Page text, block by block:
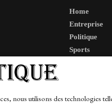
nous utilisons des technologies
Home
Entreprise
Politique
Sports